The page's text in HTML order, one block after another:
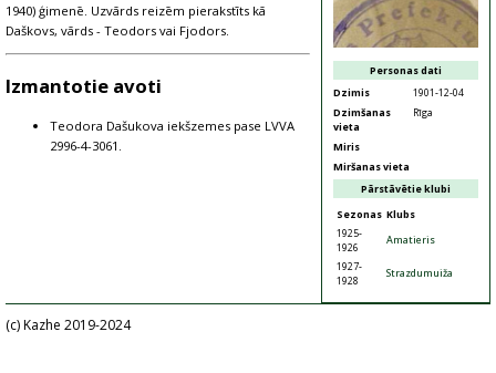
Personas dati
Dzimis
1901-12-04
Dzimšanas
vieta
Rīga
Miris
Miršanas vieta
Pārstāvētie klubi
Sezonas Klubs
1925-
1926
Amatieris
1927-
1928
Strazdumuiža
1940) ģimenē. Uzvārds reizēm pierakstīts kā
Daškovs, vārds - Teodors vai Fjodors.
Izmantotie avoti
Teodora Dašukova iekšzemes pase LVVA
2996-4-3061.
(c) Kazhe 2019-2024